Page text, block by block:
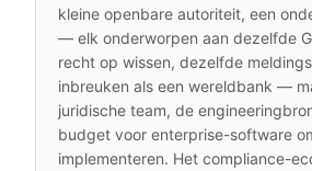
kleine openbare autoriteit, een
— elk onderworpen aan dezelfde
recht op wissen, dezelfde
inbreuken als een wereldbank —
juridische team, de
budget voor enterprise-software
implementeren. Het compliance-